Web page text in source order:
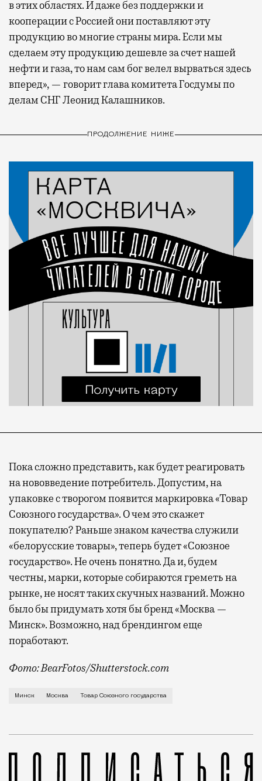
в этих областях. И даже без поддержки и
кооперации с Россией они поставляют эту
продукцию во многие страны мира. Если мы
сделаем эту продукцию дешевле за счет нашей
нефти и газа, то нам сам бог велел вырваться здесь
вперед», — говорит глава комитета Госдумы по
делам СНГ Леонид Калашников.
ПРОДОЛЖЕНИЕ НИЖЕ
Пока сложно представить, как будет реагировать
на нововведение потребитель. Допустим, на
упаковке с творогом появится маркировка «Товар
Союзного государства». О чем это скажет
покупателю? Раньше знаком качества служили
«белорусские товары», теперь будет «Союзное
государство». Не очень понятно. Да и, будем
честны, марки, которые собираются греметь на
рынке, не носят таких скучных названий. Можно
было бы придумать хотя бы бренд «Москва —
Минск». Возможно, над брендингом еще
поработают.
Фото: BearFotos/Shutterstock.com
Термин «Союзное государство» существует с
Минск Москва Товар Союзного государства